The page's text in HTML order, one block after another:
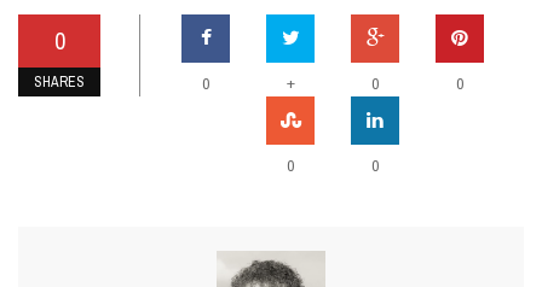
0
SHARES 0 + 0 0
0 0